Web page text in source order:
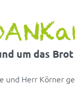
um das Brot
und Herr Körner